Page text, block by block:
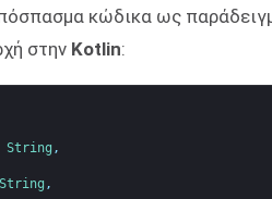
κώδικα ως
στην Kotlin:
String ,
String ,